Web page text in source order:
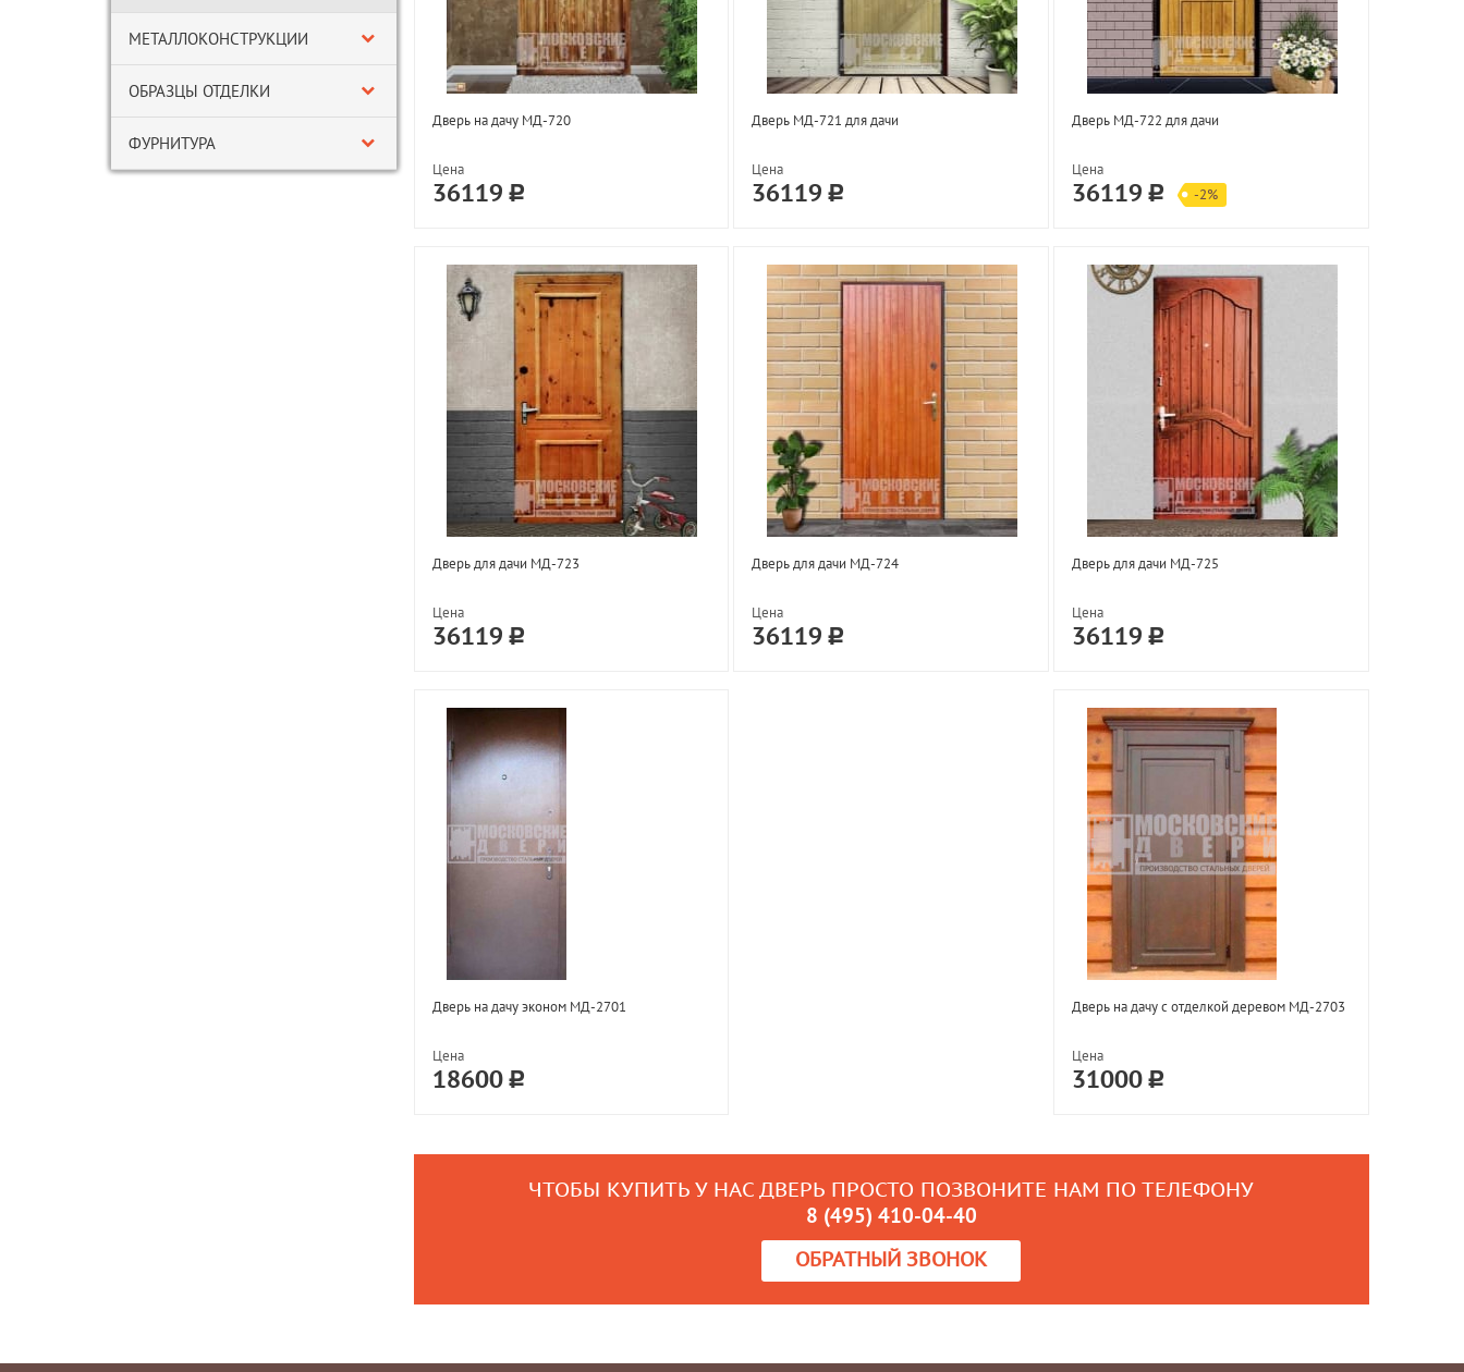
МЕТАЛЛОКОНСТРУКЦИИ
ОБРАЗЦЫ ОТДЕЛКИ
ФУРНИТУРА
Дверь на дачу МД-720
Цена
36119
Дверь МД-721 для дачи
Цена
36119
Дверь МД-722 для дачи
Цена
36119 -2%
Дверь для дачи МД-723
Цена
36119
Дверь для дачи МД-724
Цена
36119
Дверь для дачи МД-725
Цена
36119
Дверь на дачу эконом МД-2701
Цена
18600
Дверь на дачу с отделкой деревом МД-2703
Цена
31000
ЧТОБЫ КУПИТЬ У НАС ДВЕРЬ ПРОСТО ПОЗВОНИТЕ НАМ ПО ТЕЛЕФОНУ
8 (495) 410-04-40
ОБРАТНЫЙ ЗВОНОК